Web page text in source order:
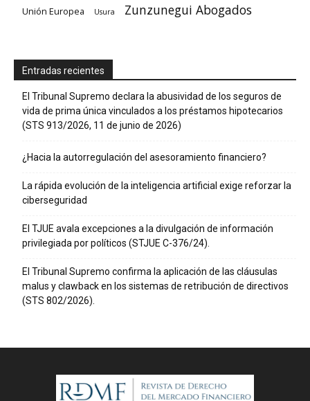
Unión Europea Usura Zunzunegui Abogados
Entradas recientes
El Tribunal Supremo declara la abusividad de los seguros de
vida de prima única vinculados a los préstamos hipotecarios
(STS 913/2026, 11 de junio de 2026)
¿Hacia la autorregulación del asesoramiento financiero?
La rápida evolución de la inteligencia artificial exige reforzar la
ciberseguridad
El TJUE avala excepciones a la divulgación de información
privilegiada por políticos (STJUE C-376/24).
El Tribunal Supremo confirma la aplicación de las cláusulas
malus y clawback en los sistemas de retribución de directivos
(STS 802/2026).